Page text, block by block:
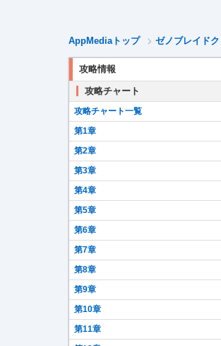
AppMediaトップ ゼノブレイド
攻略情報
攻略チャート
攻略チャート一覧
第1章
第2章
第3章
第4章
第5章
第6章
第7章
第8章
第9章
第10章
第11章